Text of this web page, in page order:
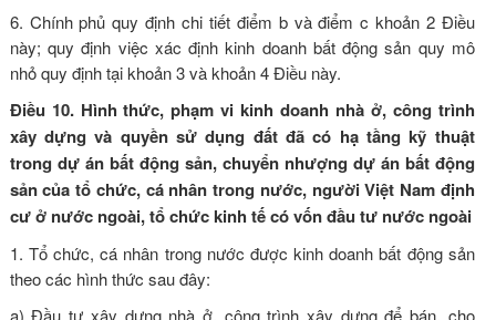
6. Chính phủ quy định chi tiết điểm b và điểm c khoản 2 Điều
này; quy định việc xác định kinh doanh bất động sản quy mô
nhỏ quy định tại khoản 3 và khoản 4 Điều này.
Điều 10. Hình thức, phạm vi kinh doanh nhà ở, công trình
xây dựng và quyền sử dụng đất đã có hạ tầng kỹ thuật
trong dự án bất động sản, chuyển nhượng dự án bất động
sản của tổ chức, cá nhân trong nước, người Việt Nam định
cư ở nước ngoài, tổ chức kinh tế có vốn đầu tư nước ngoài
1. Tổ chức, cá nhân trong nước được kinh doanh bất động sản
theo các hình thức sau đây:
a) Đầu tư xây dựng nhà ở, công trình xây dựng để bán, cho